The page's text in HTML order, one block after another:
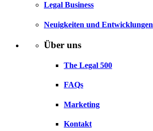
Legal Business
Neuigkeiten und Entwicklungen
Über uns
The Legal 500
FAQs
Marketing
Kontakt